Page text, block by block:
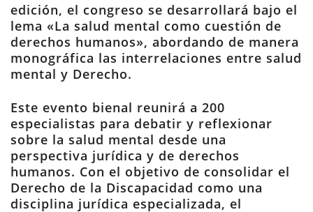
edición, el congreso se desarrollará bajo el
lema «La salud mental como cuestión de
derechos humanos», abordando de manera
monográfica las interrelaciones entre salud
mental y Derecho.
Este evento bienal reunirá a 200
especialistas para debatir y reflexionar
sobre la salud mental desde una
perspectiva jurídica y de derechos
humanos. Con el objetivo de consolidar el
Derecho de la Discapacidad como una
disciplina jurídica especializada, el